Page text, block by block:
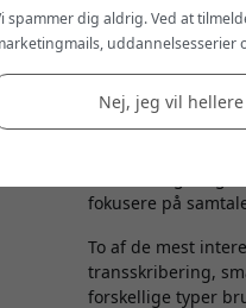
May 21, 2026
fokusere på
To af de mest
transskribering,
forskellige typer
spammer dig aldrig. Ved at
uddannelsesserier
Nej, jeg vil